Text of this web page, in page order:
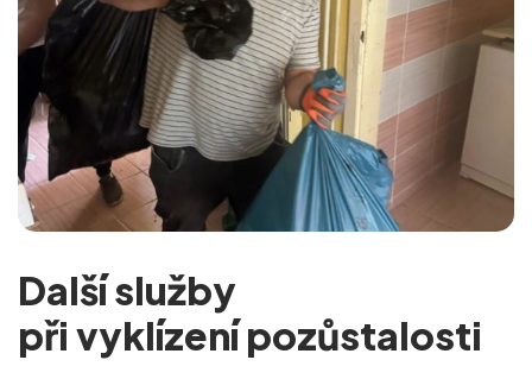
Další služby
při vyklízení pozůstalosti